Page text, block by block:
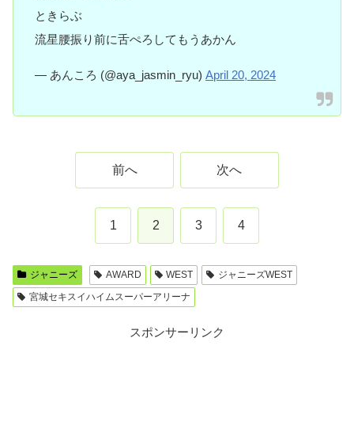
ときらぶ
流星腰振り前に舌ぺろしてもうあかん
— あんころ (@aya_jasmin_ryu) April 20, 2024
前へ 次へ
1 2 3 4
ジャニーズ AWARD WEST
ジャニーズWEST
宮城セキスイハイムスーパーアリーナ
スポンサーリンク